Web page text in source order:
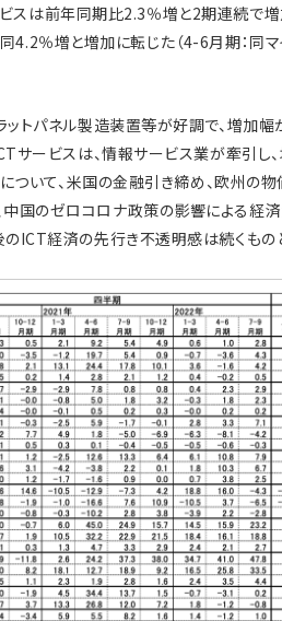
スは前年同期比2.3％増と2期連続で増
4.2％増と増加に転じた（4-6月期：同
トパネル製造装置等が好調で、増加幅
サービスは、情報サービス業が牽引し
いて、米国の金融引き締め、欧州の
国のゼロコロナ政策の影響による経済
ICT経済の先行き不透明感は続くもの